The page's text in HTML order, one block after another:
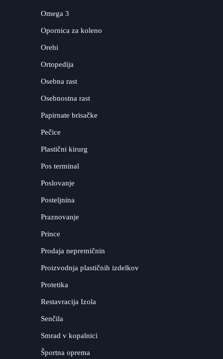
Omega 3
Opornica za koleno
Orehi
Ortopedija
Osebna rast
Osebnostna rast
Papirnate brisačke
Pečice
Plastični kirurg
Pos terminal
Poslovanje
Posteljnina
Praznovanje
Prince
Prodaja nepremičnin
Proizvodnja plastičnih izdelkov
Protetika
Restavracija Izola
Senčila
Smrad v kopalnici
Športna oprema